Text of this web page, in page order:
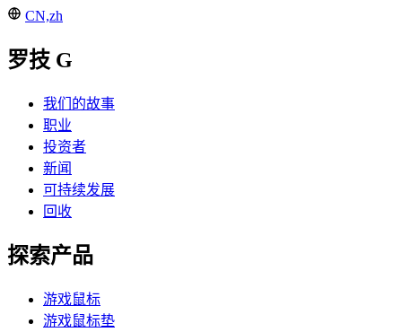
CN,zh
罗技 G
我们的故事
职业
投资者
新闻
可持续发展
回收
探索产品
游戏鼠标
游戏鼠标垫